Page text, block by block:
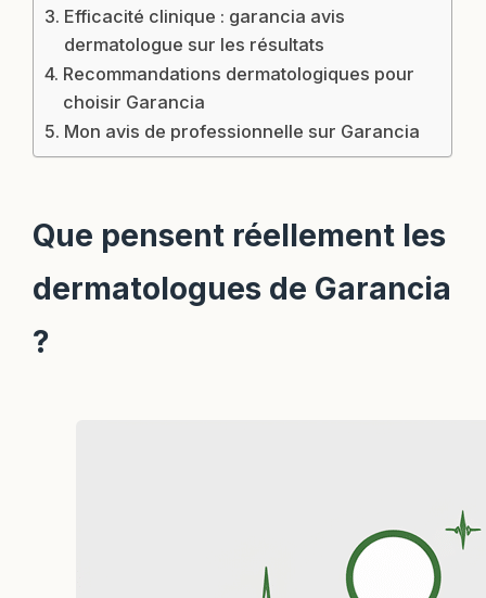
Efficacité clinique : garancia avis
dermatologue sur les résultats
Recommandations dermatologiques pour
choisir Garancia
Mon avis de professionnelle sur Garancia
Que pensent réellement les
dermatologues de Garancia
?